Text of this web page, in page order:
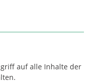
auf alle Inhalte der